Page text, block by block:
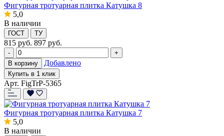
Фигурная тротуарная плитка Катушка 8
5,0
В наличии
ГОСТ ТУ
815 руб. 897 руб.
-
+
В корзину
Добавлено
Купить в 1 клик
Арт. FigTrP-5365
Фигурная тротуарная плитка Катушка 7
5,0
В наличии